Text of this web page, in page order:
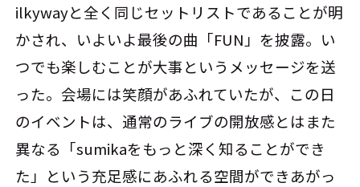
ilkywayと全く同じセットリストであることが明
かされ、いよいよ最後の曲「FUN」を披露。い
つでも楽しむことが大事というメッセージを送
った。会場には笑顔があふれていたが、この日
のイベントは、通常のライブの開放感とはまた
異なる「sumikaをもっと深く知ることができ
た」という充足感にあふれる空間ができあがっ